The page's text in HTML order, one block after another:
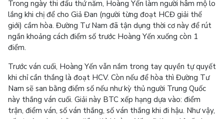
Trong ngày thi đấu thứ năm, Hoàng Yến làm người hâm mộ lo
lắng khi chị để cho Giả Đan (người từng đoạt HCĐ giải thế
giới) cầm hòa. Đường Tư Nam đã tận dụng thời cơ này để rút
ngắn khoảng cách điểm số trước Hoàng Yến xuống còn 1
điểm.
Trước ván cuối, Hoàng Yến vẫn nắm trong tay quyền tự quyết
khi chỉ cần thắng là đoạt HCV. Còn nếu để hòa thì Đường Tư
Nam sẽ san bằng điểm số nếu như kỳ thủ người Trung Quốc
này thắng ván cuối. Giải này BTC xếp hạng dựa vào: điểm
trận, điểm ván, số ván thắng, số ván thắng khi đi hậu. Như vậy,